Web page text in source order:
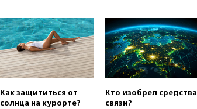
вчера, 17:17Bloomberg:
киберкомандование США
расследует серию
самоубийств своих служащих
вчера, 17:00Сняты
ограничения на полеты в
аэропорту Геленджика
Как защититься от
солнца на курорте?
Кто изобрел средства
связи?